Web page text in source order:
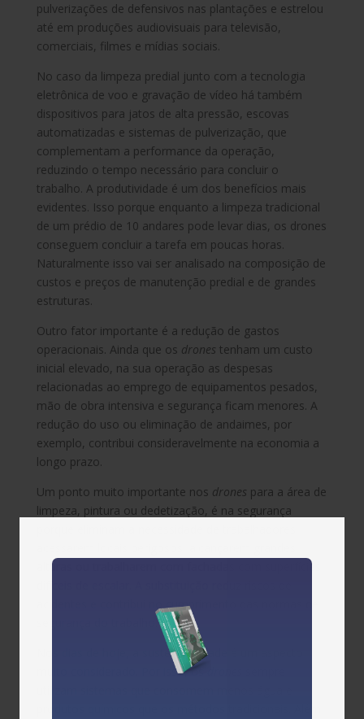
pulverizações de defensivos nas plantações e estrelou
até em produções audiovisuais para televisão,
comerciais, filmes e mídias sociais.
No caso da limpeza predial junto com a tecnologia
eletrônica de voo e gravação de vídeo há também
dispositivos para jatos de alta pressão, escovas
automatizadas e sistemas de pulverização, que
complementam a performance da operação,
reduzindo o tempo necessário para concluir o
trabalho. A produtividade é um dos benefícios mais
evidentes. Isso porque enquanto a limpeza tradicional
de um prédio de 10 andares pode levar dias, os drones
conseguem concluir a tarefa em poucas horas.
Naturalmente isso vai ser analisado na composição de
custos e preços de manutenção predial e de grandes
estruturas.
Outro fator importante é a redução de gastos
operacionais. Ainda que os drones tenham um custo
inicial elevado, na sua operação as despesas
relacionadas ao emprego de equipamentos pesados,
mão de obra intensiva e segurança ficam menores. A
redução do uso ou eliminação de andaimes, por
exemplo, contribui consideravelmente na economia a
longo prazo.
Um ponto muito importante nos drones para a área de
limpeza, pintura ou dedetização, é na segurança
alturas ou trabalharem com fachadas com superfícies
acidentes e contribui no cumprimento das normas de
segurança do trabalho.
Nos dias de hoje, a sustentabilidade é um aspecto
muito considerado. Por isso, os